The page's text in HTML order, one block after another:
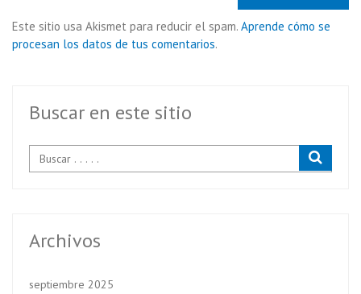
Este sitio usa Akismet para reducir el spam. Aprende cómo se
procesan los datos de tus comentarios.
Buscar en este sitio
Archivos
septiembre 2025